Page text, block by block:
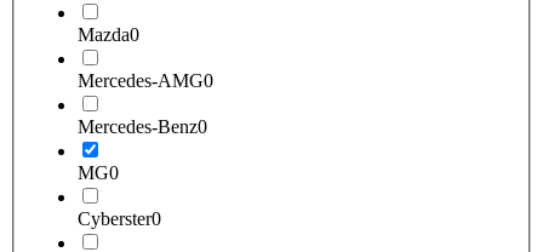
Mazda0
Mercedes-AMG0
Mercedes-Benz0
MG0
Cyberster0